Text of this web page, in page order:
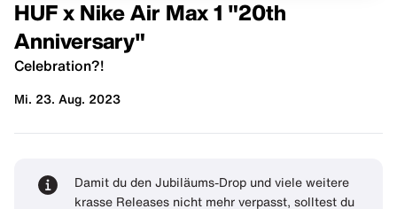
HUF x Nike Air Max 1 "20th
Anniversary"
Celebration?!
Mi. 23. Aug. 2023
Damit du den Jubiläums-Drop und viele weitere
krasse Releases nicht mehr verpasst, solltest du